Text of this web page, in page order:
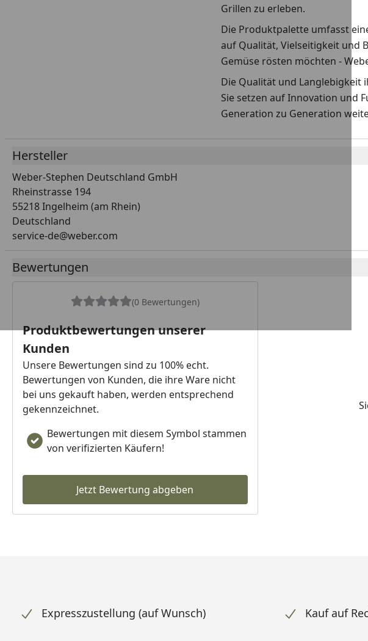
Grillen zu erleben.
Die Produktpalette umfasst
auf Qualität, Vielseitigkeit und
Gemüse rösten möchten -
Die Qualität und Langlebigkeit
Sie setzen auf Innovation und
Generation zu Generation
Hersteller
Weber-Stephen Deutschland GmbH
Rheinstrasse 194
55218 Ingelheim (am Rhein)
Deutschland
service-de@weber.com
Bewertungen
(0 Bewertungen)
Produktbewertungen unserer
Kunden
Unsere Bewertungen sind zu 100% echt.
Bewertungen von Kunden, die ihre Ware nicht
bei uns gekauft haben, werden entsprechend
gekennzeichnet.
Bewertungen mit diesem Symbol stammen
von verifizierten Käufern!
Jetzt Bewertung abgeben
Expresszustellung (auf Wunsch) Kauf auf